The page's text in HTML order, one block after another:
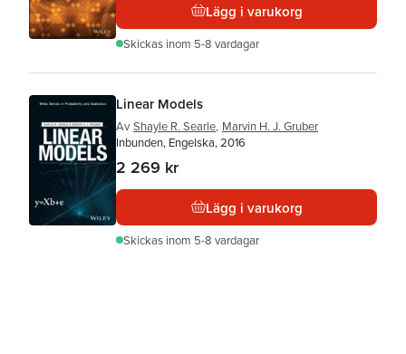
Lägg i varukorg
Skickas inom 5-8 vardagar
Linear Models
Av Shayle R. Searle, Marvin H. J. Gruber
Inbunden, Engelska, 2016
2 269 kr
Lägg i varukorg
Skickas inom 5-8 vardagar